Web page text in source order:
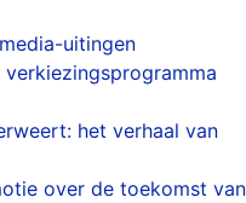
uitingen
het verhaal van
over de toekomst van